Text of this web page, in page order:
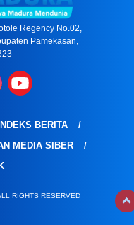
Regency No.02,
Pamekasan,
BERITA
MEDIA SIBER
RIGHTS RESERVED